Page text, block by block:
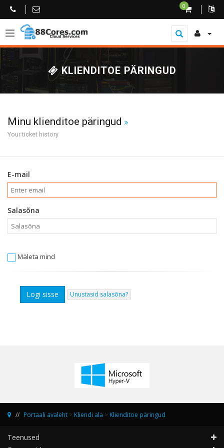
0
KLIENDITOE PÄRINGUD
Minu klienditoe päringud
Your ticket history
E-mail
Salasõna
Mäleta mind
Unustasid salasõna?
Portaali avaleht > Kliendi ala > Klienditoe päringud
Teenused